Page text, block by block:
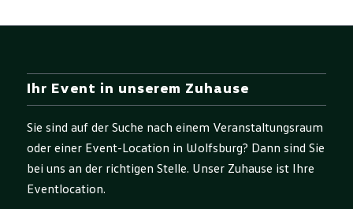
Ihr Event in unserem Zuhause
Sie sind auf der Suche nach einem Veranstaltungsraum
oder einer Event-Location in Wolfsburg? Dann sind Sie
bei uns an der richtigen Stelle. Unser Zuhause ist Ihre
Eventlocation.